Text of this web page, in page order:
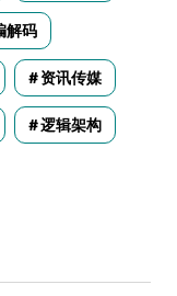
解码
资讯传媒
逻辑架构